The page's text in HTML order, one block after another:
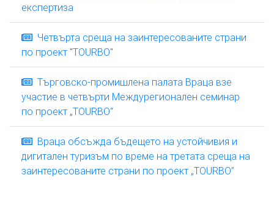
експертиза
Четвърта среща на заинтересованите страни
по проект "TOURBO"
Търговско-промишлена палата Враца взе
участие в четвърти Междурегионален семинар
по проект „TOURBO“
Враца обсъжда бъдещето на устойчивия и
дигитален туризъм по време на третата среща на
заинтересованите страни по проект „TOURBO”